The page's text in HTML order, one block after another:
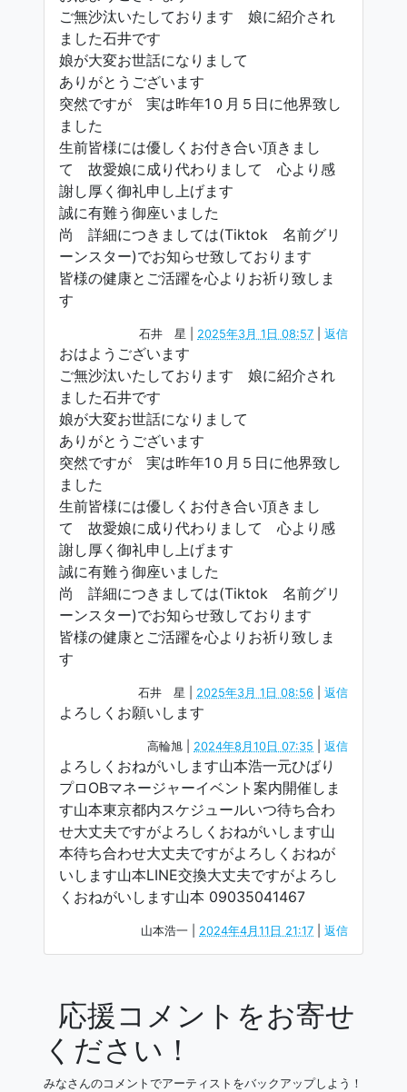
ご無沙汰いたしております 娘に紹介され
ました石井です
娘が大変お世話になりまして
ありがとうございます
突然ですが 実は昨年1０月５日に他界致し
ました
生前皆様には優しくお付き合い頂きまし
て 故愛娘に成り代わりまして 心より感
謝し厚く御礼申し上げます
誠に有難う御座いました
尚 詳細につきましては(Tiktok 名前グリ
ーンスター)でお知らせ致しております
皆様の健康とご活躍を心よりお祈り致しま
す
石井 星 2025年3月 1日 08:57 返信
おはようございます
ご無沙汰いたしております 娘に紹介され
ました石井です
娘が大変お世話になりまして
ありがとうございます
突然ですが 実は昨年1０月５日に他界致し
ました
生前皆様には優しくお付き合い頂きまし
て 故愛娘に成り代わりまして 心より感
謝し厚く御礼申し上げます
誠に有難う御座いました
尚 詳細につきましては(Tiktok 名前グリ
ーンスター)でお知らせ致しております
皆様の健康とご活躍を心よりお祈り致しま
す
石井 星 2025年3月 1日 08:56 返信
よろしくお願いします
高輪旭 2024年8月10日 07:35 返信
よろしくおねがいします山本浩一元ひばり
プロOBマネージャーイベント案内開催しま
す山本東京都内スケジュールいつ待ち合わ
せ大丈夫ですがよろしくおねがいします山
本待ち合わせ大丈夫ですがよろしくおねが
いします山本LINE交換大丈夫ですがよろし
くおねがいします山本 09035041467
山本浩一 2024年4月11日 21:17 返信
応援コメントをお寄せ
ください！
みなさんのコメントでアーティストをバックアップしよう！